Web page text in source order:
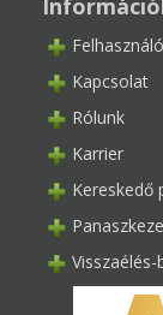
Kapcsolat
Rólunk
Karrier
Kereskedő